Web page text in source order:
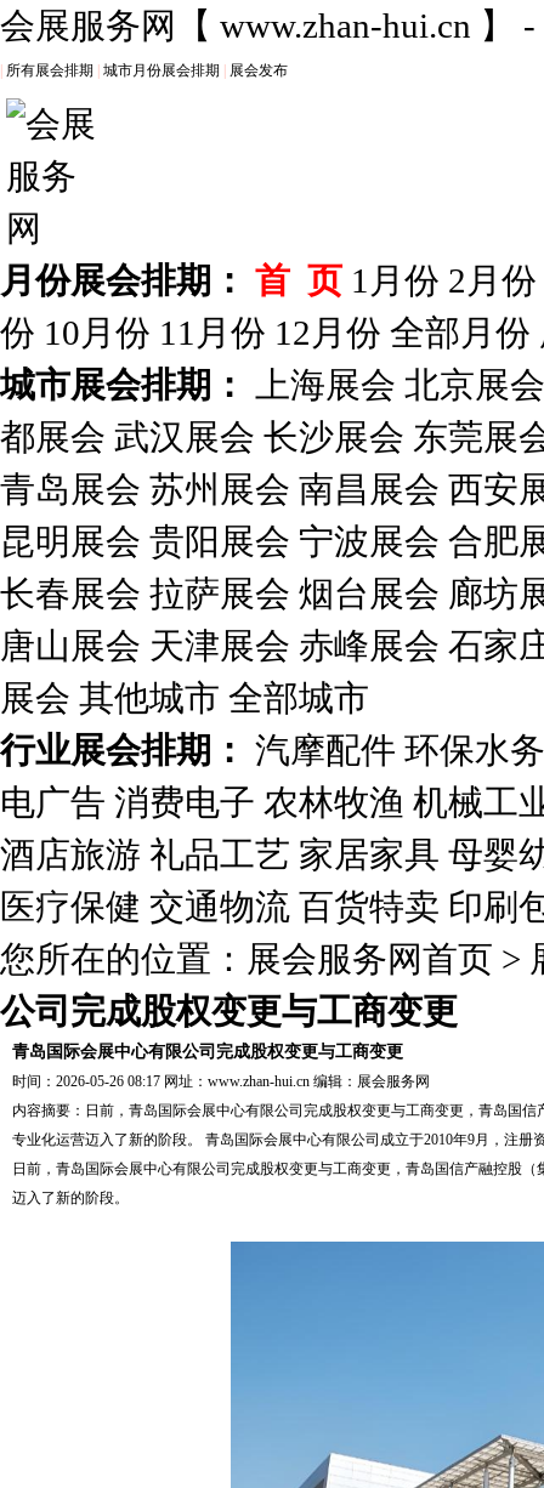
会展服务网 【 www.zhan-hui.cn 】
所有展会排期 城市月份展会排期 展会发布
月份展会排期： 首 页 1月份 2月份
份 10月份 11月份 12月份 全部月份
城市展会排期：
上海展会 北京展会
都展会 武汉展会 长沙展会 东莞展
青岛展会 苏州展会 南昌展会 西安
昆明展会 贵阳展会 宁波展会 合肥
长春展会 拉萨展会 烟台展会 廊坊
唐山展会 天津展会 赤峰展会 石家
展会 其他城市 全部城市
行业展会排期： 汽摩配件 环保水务
电广告 消费电子 农林牧渔 机械工
酒店旅游 礼品工艺 家居家具 母婴
医疗保健 交通物流 百货特卖 印刷
您所在的位置： 展会服务网首页 >
公司完成股权变更与工商变更
青岛国际会展中心有限公司完成股权变更与工商变更
时间：2026-05-26 08:17 网址： www.zhan-hui.cn 编辑： 展会服务网
内容摘要：日前，青岛国际会展中心有限公司完成股权变更与工商变更，青岛国
专业化运营迈入了新的阶段。 青岛国际会展中心有限公司成立于2010年9月，注册
日前，青岛国际会展中心有限公司完成股权变更与工商变更，青岛国信产融控股
迈入了新的阶段。